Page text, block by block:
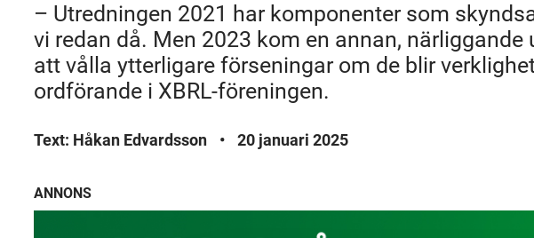
– Utredningen 2021 har komponenter som
vi redan då. Men 2023 kom en annan,
att vålla ytterligare förseningar om de blir
ordförande i XBRL-föreningen.
Text: Håkan Edvardsson • 20 januari 2025
ANNONS